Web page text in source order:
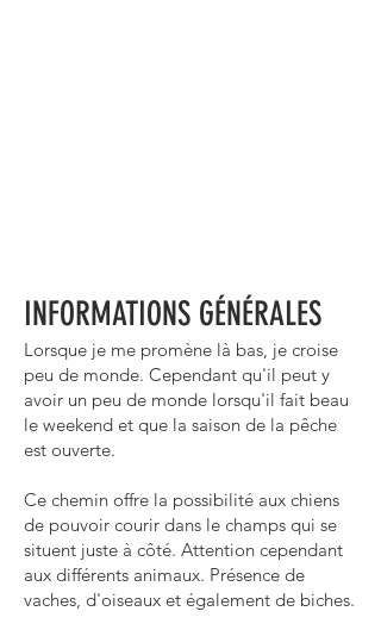
INFORMATIONS GÉNÉRALES
Lorsque je me promène là bas, je croise
peu de monde. Cependant qu'il peut y
avoir un peu de monde lorsqu'il fait beau
le weekend et que la saison de la pêche
est ouverte.
Ce chemin offre la possibilité aux chiens
de pouvoir courir dans le champs qui se
situent juste à côté. Attention cependant
aux différents animaux. Présence de
vaches, d'oiseaux et également de biches.